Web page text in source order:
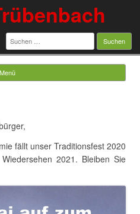
Suchen
nach:
Menü
fällt unser Traditionsfest 2020
2021. Bleiben Sie